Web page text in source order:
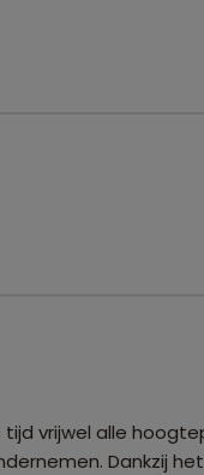
vrijwel alle
Dankzij